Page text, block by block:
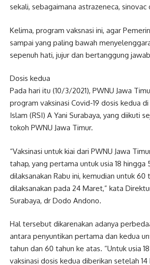
sekali, sebagaimana astrazeneca, sinovac
Kelima, program vaksnasi ini, agar
sampai yang paling bawah
sepenuh hati, jujur dan bertanggung
Dosis kedua
Pada hari itu (10/3/2021), PWNU Jawa
program vaksinasi Covid-19 dosis kedua
Islam (RSI) A Yani Surabaya, yang diikuti
tokoh PWNU Jawa Timur.
“Vaksinasi untuk kiai dari PWNU Jawa
tahap, yang pertama untuk usia 18 hingga
dilaksanakan Rabu ini, kemudian untuk 60
dilaksanakan pada 24 Maret,” kata
Surabaya, dr Dodo Andono.
Hal tersebut dikarenakan adanya
antara penyuntikan pertama dan kedua
tahun dan 60 tahun ke atas. “Untuk usia
vaksinasi dosis kedua diberikan setelah